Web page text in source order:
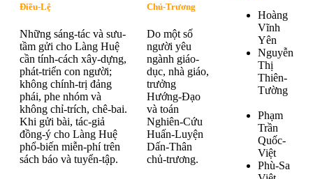
Điều-Lệ
Những sáng-tác và sưu-
tầm gửi cho Làng Huệ
cần tính-cách xây-dựng,
phát-triển con người;
không chính-trị đảng
phái, phe nhóm và
không chỉ-trích, chê-bai.
Khi gửi bài, tác-giả
đồng-ý cho Làng Huệ
phổ-biến miễn-phí trên
sách báo và tuyển-tập.
Chủ-Trương
Do một số
người yêu
ngành giáo-
dục, nhà giáo,
trưởng
Hướng-Đạo
và toán
Nghiên-Cứu
Huấn-Luyện
Dấn-Thân
chủ-trương.
Hoàng
Vĩnh
Yên
Nguyễn
Thị
Thiên-
Tường
Phạm
Trần
Quốc-
Việt
Phù-Sa